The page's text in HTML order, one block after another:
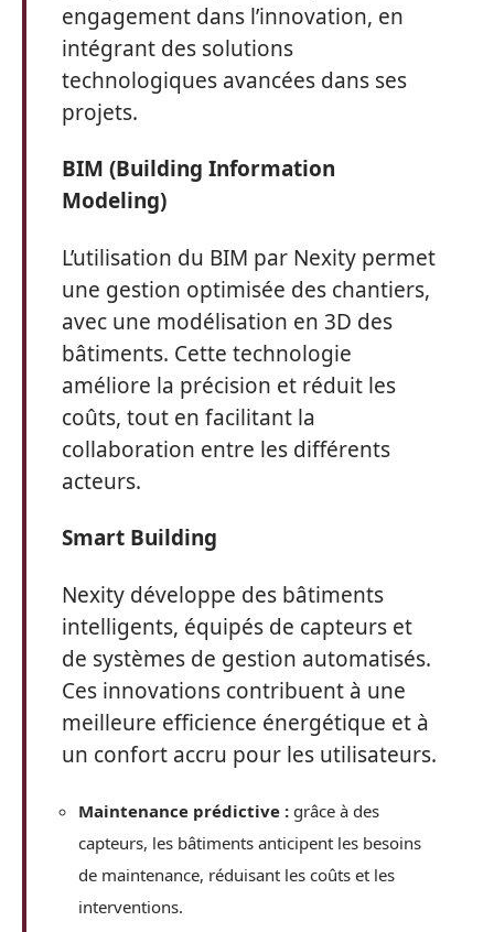
engagement dans l’innovation, en
intégrant des solutions
technologiques avancées dans ses
projets.
BIM (Building Information
Modeling)
L’utilisation du BIM par Nexity permet
une gestion optimisée des chantiers,
avec une modélisation en 3D des
bâtiments. Cette technologie
améliore la précision et réduit les
coûts, tout en facilitant la
collaboration entre les différents
acteurs.
Smart Building
Nexity développe des bâtiments
intelligents, équipés de capteurs et
de systèmes de gestion automatisés.
Ces innovations contribuent à une
meilleure efficience énergétique et à
un confort accru pour les utilisateurs.
Maintenance prédictive : grâce à des
capteurs, les bâtiments anticipent les besoins
de maintenance, réduisant les coûts et les
interventions.